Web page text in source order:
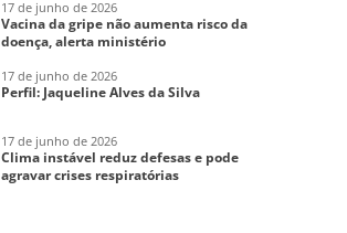
17 de junho de 2026
Vacina da gripe não aumenta risco da
doença, alerta ministério
17 de junho de 2026
Perfil: Jaqueline Alves da Silva
17 de junho de 2026
Clima instável reduz defesas e pode
agravar crises respiratórias